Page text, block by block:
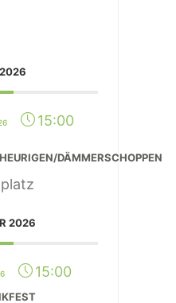
15:00
DÄMMERSCHOPPEN
2026
15:00